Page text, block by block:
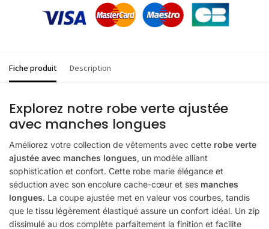
Fiche produit Description
Explorez notre robe verte ajustée
avec manches longues
Améliorez votre collection de vêtements avec cette robe verte
ajustée avec manches longues, un modèle alliant
sophistication et confort. Cette robe marie élégance et
séduction avec son encolure cache-cœur et ses manches
longues. La coupe ajustée met en valeur vos courbes, tandis
que le tissu légèrement élastiqué assure un confort idéal. Un zip
dissimulé au dos complète parfaitement la finition et facilite